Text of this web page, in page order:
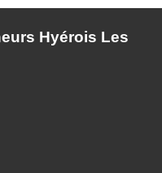
Hyérois Les